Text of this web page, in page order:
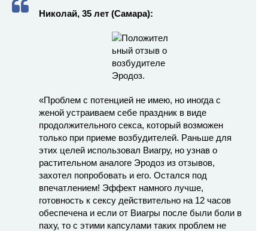
Николай, 35 лет (Самара):
«Проблем с потенцией не имею, но иногда с
женой устраиваем себе праздник в виде
продолжительного секса, который возможен
только при приеме возбудителей. Раньше для
этих целей использовал Виагру, но узнав о
растительном аналоге Эродоз из отзывов,
захотел попробовать и его. Остался под
впечатлением! Эффект намного лучше,
готовность к сексу действительно на 12 часов
обеспечена и если от Виагры после были боли в
паху, то с этими капсулами таких проблем не